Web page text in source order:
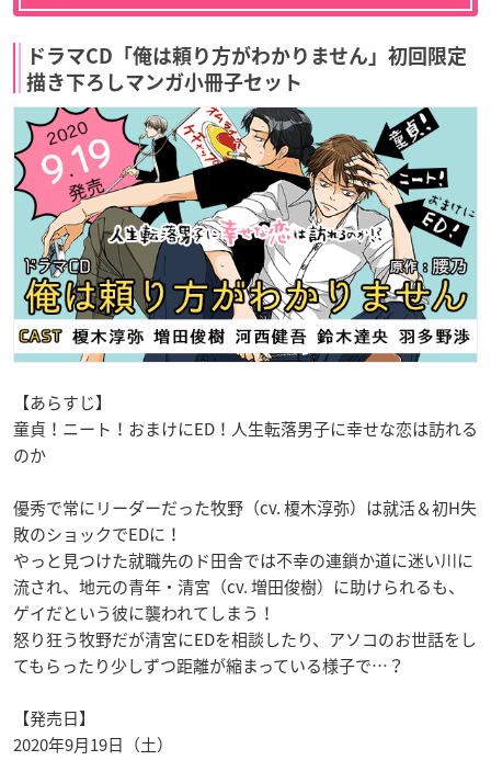
ドラマCD「俺は頼り方がわかりません」初回限定
描き下ろしマンガ小冊子セット
【あらすじ】
童貞！ニート！おまけにED！人生転落男子に幸せな恋は訪れる
のか
優秀で常にリーダーだった牧野（cv. 榎木淳弥）は就活＆初H失
敗のショックでEDに！
やっと見つけた就職先のド田舎では不幸の連鎖か道に迷い川に
流され、地元の青年・清宮（cv. 増田俊樹）に助けられるも、
ゲイだという彼に襲われてしまう！
怒り狂う牧野だが清宮にEDを相談したり、アソコのお世話をし
てもらったり少しずつ距離が縮まっている様子で…？
【発売日】
2020年9月19日（土）